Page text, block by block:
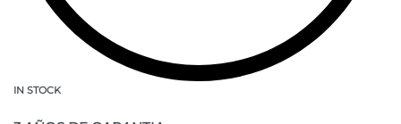
IN STOCK